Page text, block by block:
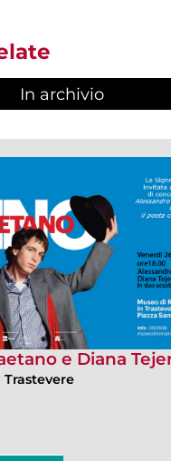
In archivio
e Diana
Trastevere